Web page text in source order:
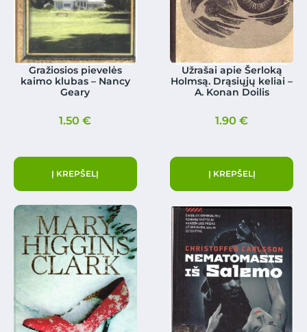
Gražiosios pievelės
kaimo klubas – Nancy
Geary
1.50€
Į KREPŠELĮ
Užrašai apie Šerloką
Holmsą. Drąsiųjų keliai –
A. Konan Doilis
1.90€
Į KREPŠELĮ